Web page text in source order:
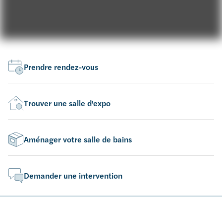
Prendre rendez-vous
Trouver une salle d'expo
Aménager votre salle de bains
Demander une intervention